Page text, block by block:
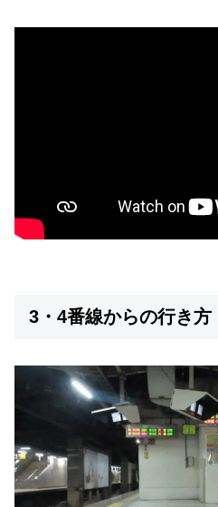
3・4番線からの行き方